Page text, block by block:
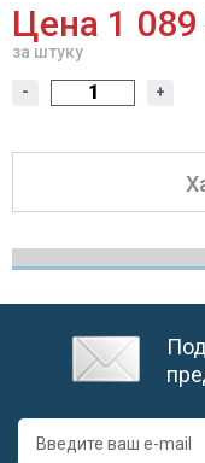
Цена 1
за штуку
- +